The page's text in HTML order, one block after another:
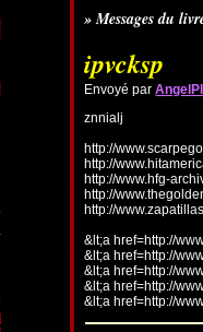
» Messages du
ipvcksp
Envoyé par
znnialj
http://
http://
http://www.hfg-
http://
http://
&lt;a href=http://
&lt;a href=http://
&lt;a href=http://
&lt;a href=http://
&lt;a href=http://